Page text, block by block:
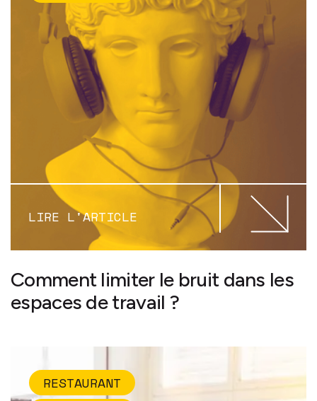
LIRE L'ARTICLE
Comment limiter le bruit dans les
espaces de travail ?
RESTAURANT